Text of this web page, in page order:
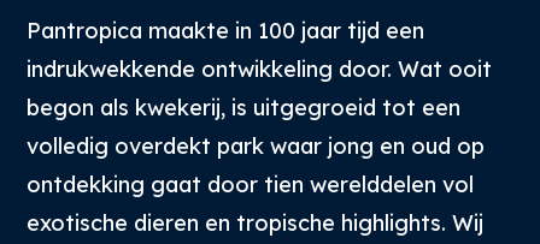
0527-858580
info@nugtr.nl
Ecopark 63, 8305 BJ, Emmeloord
Pantropica maakte in 100 jaar tijd een
indrukwekkende ontwikkeling door. Wat ooit
begon als kwekerij, is uitgegroeid tot een
volledig overdekt park waar jong en oud op
ontdekking gaat door tien werelddelen vol
exotische dieren en tropische highlights. Wij